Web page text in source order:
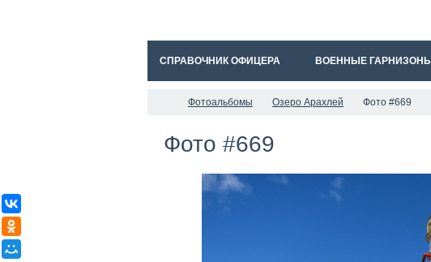
СПРАВОЧНИК ОФИЦЕРА ВОЕННЫЕ ГАРНИЗОНЫ
Фотоальбомы Озеро Арахлей Фото #669
Фото #669